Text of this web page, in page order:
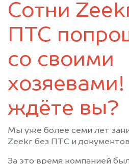
Усть-Ишим
Шербакуль
Сотни
ПТС
со своими
ждёте вы?
Мы уже более семи лет
Zeekr без ПТС и
За это время компанией